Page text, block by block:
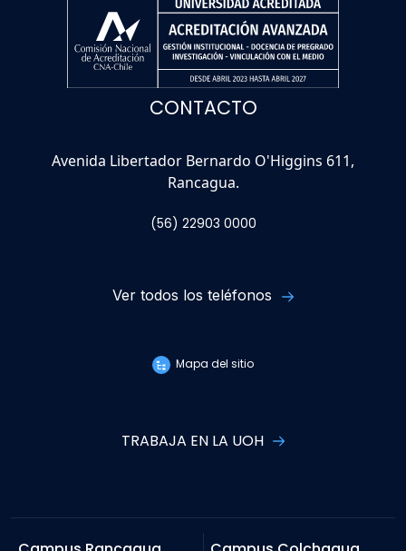
CONTACTO
Avenida Libertador Bernardo O'Higgins 611,
Rancagua.
(56) 22903 0000
Ver todos los teléfonos
Mapa del sitio
TRABAJA EN LA UOH